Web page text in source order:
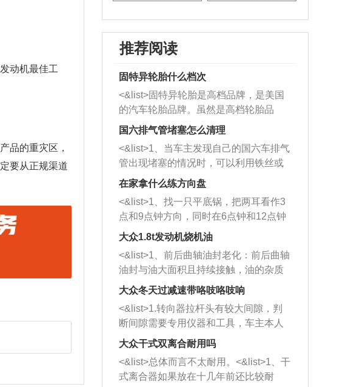
动机最佳工
品的重灾区，
要从正规渠道
推荐阅读
固特异轮胎什么档次
<&list>固特异轮胎是高档品牌，是美国
的汽车轮胎品牌。虽然是高档轮胎品
牌，但是中高低端的轮胎都有生产，这
也是为了更好的开拓市场。
国六排气管堵塞怎么清理
<&list>1、当车主发现自己的国六车排气
管出现堵塞的情况时，可以利用铁丝或
者是细棍，直接将杂物给取出来，如果
堵塞情况比较严重，也可以采取应急措
施。 <&list>2、直接利用木棍将所有的
杂物推到排气管里面的位置处，然后将
三元催化器拆解开，就可以将堵塞的东
西取出来。但如果是因为积碳过多引起
的堵塞，就需要将三元催化器泡在草酸
洗剂对堵塞的情况得到解决，将清洗剂
放在燃油箱中，与燃油混合后，车辆启
动时，就可以和汽油一起进入到燃烧
室，最后形成废气排出，就可以让三元
催化器得到清洗，排气管堵塞的情况就
能够得到解决。
在家拿什么练方向盘
<&list>1、找一只平底锅，把两耳看作3
点和9点钟方向，同时在6点钟和12点钟
方向做一个标记。 <&list>2、双手握住
一圈半的练习，往右同样也要打相同的
圈数。 <&list>3、最后强调要反复练
习，这样就可以形成肌肉记忆，在真实
驾驶车辆时，不需要记忆也能打好方
向。
大众1.8t发动机烧机油
<&list>1、前后曲轴油封老化：前后曲轴
油封与油大面积且持续接触，油的杂质
和发动机内持续温度变化使其密封效果
逐渐减弱，导致渗油或漏油。<&list>2、
活塞间隙过大：积碳会使活塞环与缸体
的间隙扩大，导致机油流入燃烧室中，
造成烧机油。<&list>3、机油粘度。使用
机油粘度过小的话，同样会有烧机油现
象，机油粘度过小具有很好的流动性，
大众冬天过减速带咯吱咯吱响
<&list>1.转向器拉杆头有较大间隙，判
断间隙需要专用仪器和工具，车主本人
无法制作，需要将车辆送到修理厂或4s
店；<&list>2.车辆半轴套管防尘罩破
裂，破裂后会出现漏油现象，使半轴磨
损严重，磨损的半轴容易损坏，产生异
大众干式双离合耐用吗
<&list>总体而言不太耐用。<&list>1、干
式离合器如果放在十几年前还比较耐